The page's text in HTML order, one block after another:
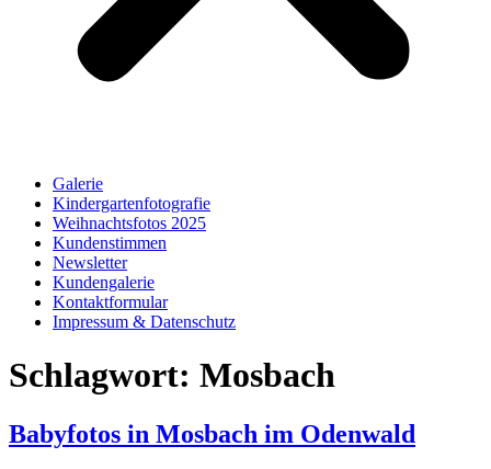
Galerie
Kindergartenfotografie
Weihnachtsfotos 2025
Kundenstimmen
Newsletter
Kundengalerie
Kontaktformular
Impressum & Datenschutz
Schlagwort: Mosbach
Babyfotos in Mosbach im Odenwald